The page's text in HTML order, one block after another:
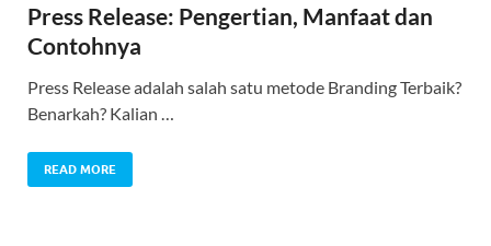
Press Release: Pengertian, Manfaat dan
Contohnya
Press Release adalah salah satu metode Branding Terbaik?
Benarkah? Kalian …
READ MORE